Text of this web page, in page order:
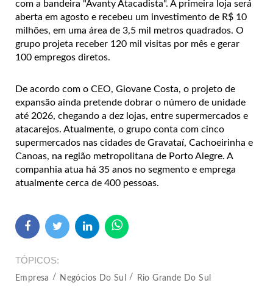
com a bandeira "Avanty Atacadista". A primeira loja será
aberta em agosto e recebeu um investimento de R$ 10
milhões, em uma área de 3,5 mil metros quadrados. O
grupo projeta receber 120 mil visitas por mês e gerar
100 empregos diretos.
De acordo com o CEO, Giovane Costa, o projeto de
expansão ainda pretende dobrar o número de unidade
até 2026, chegando a dez lojas, entre supermercados e
atacarejos. Atualmente, o grupo conta com cinco
supermercados nas cidades de Gravataí, Cachoeirinha e
Canoas, na região metropolitana de Porto Alegre. A
companhia atua há 35 anos no segmento e emprega
atualmente cerca de 400 pessoas.
TÓPICOS
Empresa Negócios Do Sul Rio Grande Do Sul